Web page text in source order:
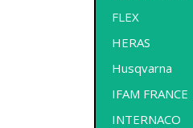
FLEX
HERAS
Husqvarna
IFAM FRANCE
INTERNACO